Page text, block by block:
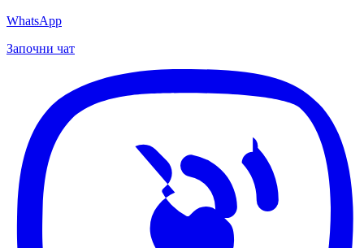
WhatsApp
Започни чат